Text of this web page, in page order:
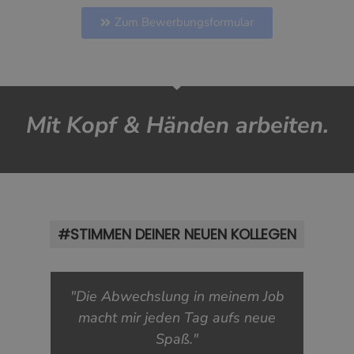
Zum Bewerbungsformular
Mit Kopf & Händen arbeiten.
#STIMMEN DEINER NEUEN KOLLEGEN
"Die Abwechslung in meinem Job
macht mir jeden Tag aufs neue
Spaß."